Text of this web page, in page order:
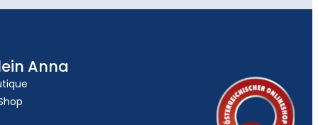
Anna